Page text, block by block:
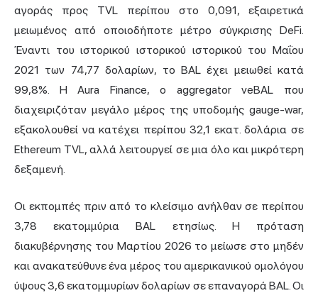
αγοράς προς TVL περίπου στο 0,091, εξαιρετικά
μειωμένος από οποιοδήποτε μέτρο σύγκρισης DeFi.
Έναντι του ιστορικού ιστορικού ιστορικού του Μαΐου
2021 των 74,77 δολαρίων, το BAL έχει μειωθεί κατά
99,8%. Η Aura Finance, ο aggregator veBAL που
διαχειριζόταν μεγάλο μέρος της υποδομής gauge-war,
εξακολουθεί να κατέχει περίπου 32,1 εκατ. δολάρια σε
Ethereum TVL, αλλά λειτουργεί σε μια όλο και μικρότερη
δεξαμενή.
Οι εκπομπές πριν από το κλείσιμο ανήλθαν σε περίπου
3,78 εκατομμύρια BAL ετησίως. Η πρόταση
διακυβέρνησης του Μαρτίου 2026 το μείωσε στο μηδέν
και ανακατεύθυνε ένα μέρος του αμερικανικού ομολόγου
ύψους 3,6 εκατομμυρίων δολαρίων σε επαναγορά BAL. Οι